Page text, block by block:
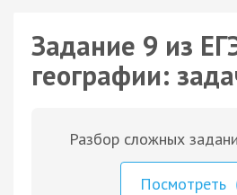
Задание 9 из
географии:
Разбор сложных
Посмотреть